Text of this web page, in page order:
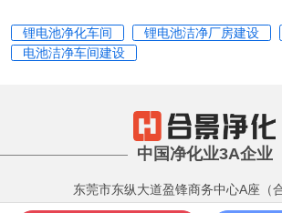
锂电池净化车间 锂电池洁净厂房建设
电池洁净车间建设
中国净化业3A企业
东莞市东纵大道盈锋商务中心A座（